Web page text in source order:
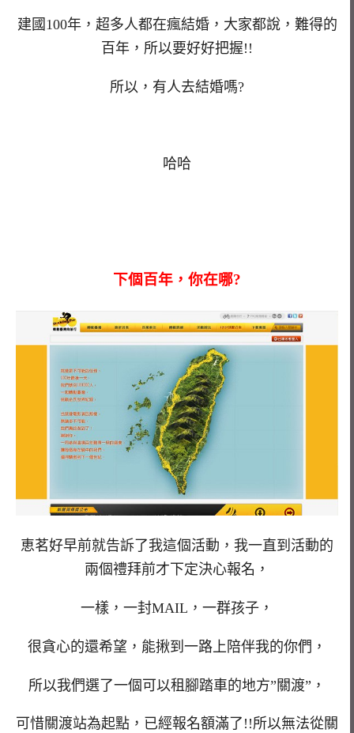
建國100年，超多人都在瘋結婚，大家都說，難得的
百年，所以要好好把握!!
所以，有人去結婚嗎?
哈哈
下個百年，你在哪?
恵茗好早前就告訴了我這個活動，我一直到活動的
兩個禮拜前才下定決心報名，
一樣，一封MAIL，一群孩子，
很貪心的還希望，能揪到一路上陪伴我的你們，
所以我們選了一個可以租腳踏車的地方”關渡”，
可惜關渡站為起點，已經報名額滿了!!所以無法從關